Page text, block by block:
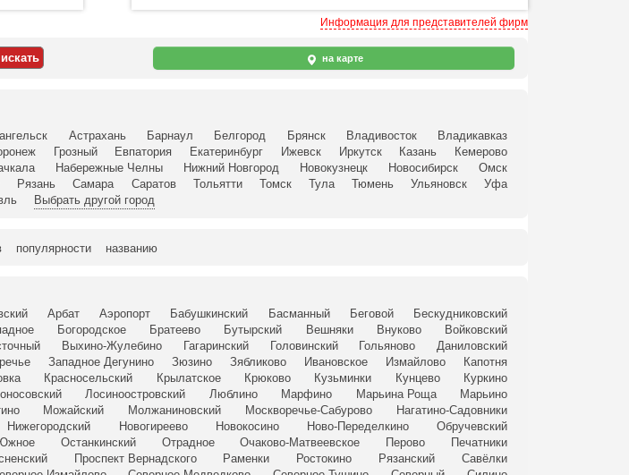
Информация для представителей фирм
на карте
Астрахань Барнаул Белгород Брянск Владивосток
Владикавказ
Грозный Евпатория Екатеринбург Ижевск Иркутск Казань
Кемерово
Набережные Челны Нижний Новгород Новокузнецк Новосибирск
Омск
Рязань Самара Саратов Тольятти Томск Тула Тюмень Ульяновск
Уфа
Выбрать другой город
популярности названию
Арбат Аэропорт Бабушкинский Басманный Беговой
Бескудниковский
Богородское Братеево Бутырский Вешняки Внуково
Войковский
Выхино-Жулебино Гагаринский Головинский Гольяново
Даниловский
Западное Дегунино Зюзино Зябликово Ивановское Измайлово
Капотня
Красносельский Крылатское Крюково Кузьминки Кунцево
Куркино
Лосиноостровский Люблино Марфино Марьина Роща
Марьино
Можайский Молжаниновский Москворечье-Сабурово
Нагатино-Садовники
Нижегородский Новогиреево Новокосино Ново-Переделкино
Обручевский
Останкинский Отрадное Очаково-Матвеевское Перово
Печатники
Проспект Вернадского Раменки Ростокино Рязанский
Савёлки